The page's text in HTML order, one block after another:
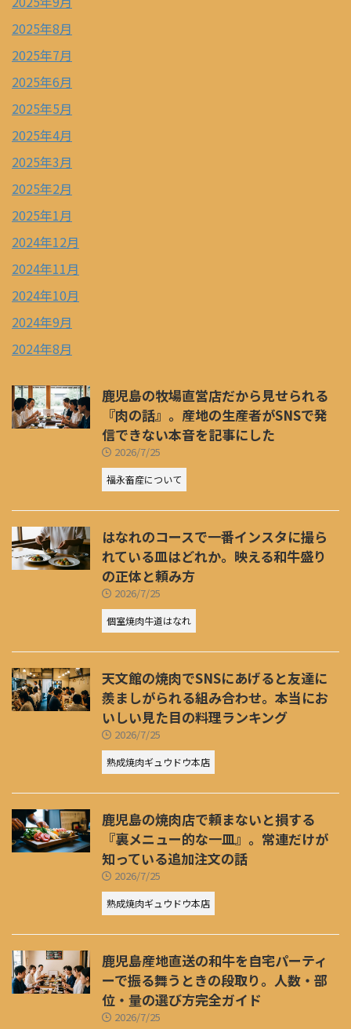
2025年8月
2025年7月
2025年6月
2025年5月
2025年4月
2025年3月
2025年2月
2025年1月
2024年12月
2024年11月
2024年10月
2024年9月
2024年8月
鹿児島の牧場直営店だから見せられる
『肉の話』。産地の生産者がSNSで発
信できない本音を記事にした
2026/7/25
福永畜産について
はなれのコースで一番インスタに撮ら
れている皿はどれか。映える和牛盛り
の正体と頼み方
2026/7/25
個室焼肉牛道はなれ
天文館の焼肉でSNSにあげると友達に
羨ましがられる組み合わせ。本当にお
いしい見た目の料理ランキング
2026/7/25
熟成焼肉ギュウドウ本店
鹿児島の焼肉店で頼まないと損する
『裏メニュー的な一皿』。常連だけが
知っている追加注文の話
2026/7/25
熟成焼肉ギュウドウ本店
鹿児島産地直送の和牛を自宅パーティ
ーで振る舞うときの段取り。人数・部
位・量の選び方完全ガイド
2026/7/25